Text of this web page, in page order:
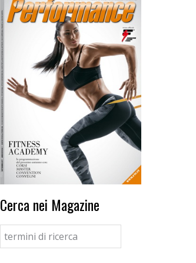
Cerca nei Magazine